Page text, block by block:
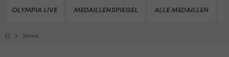
OLYMPIA LIVE MEDAILLENSPIEGEL ALLE MEDAILLEN
News